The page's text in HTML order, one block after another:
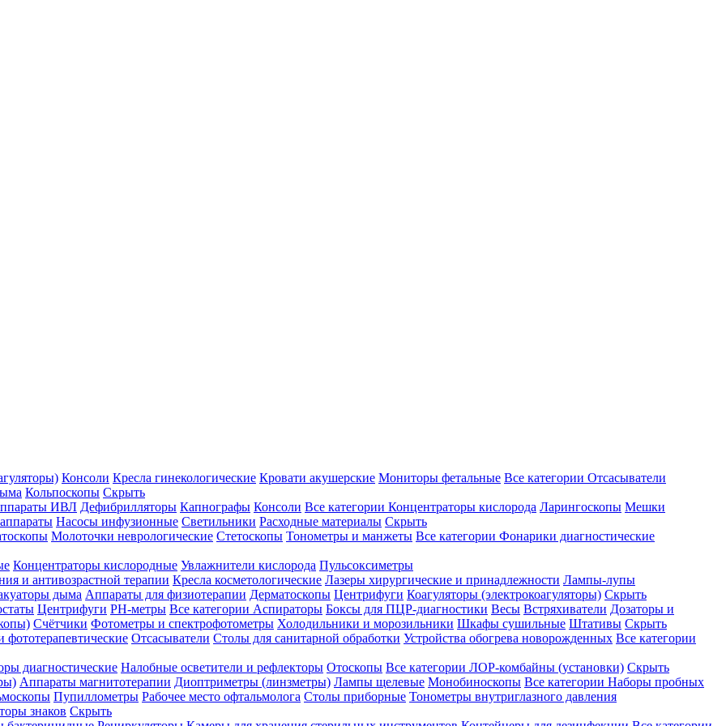
Консоли Кресла гинекологические Кровати акушерские Мониторы фетальные Все категории Отсасыватели
Кольпоскопы Скрыть
ИВЛ Дефибрилляторы Капнографы Консоли Все категории Концентраторы кислорода Ларингоскопы Мешки
Насосы инфузионные Светильники Расходные материалы Скрыть
Молоточки неврологические Стетоскопы Тонометры и манжеты Все категории Фонарики диагностические
Концентраторы кислородные Увлажнители кислорода Пульсоксиметры
и антивозрастной терапии Кресла косметологические Лазеры хирургические и принадлежности Лампы-лупы
дыма Аппараты для физиотерапии Дерматоскопы Центрифуги Коагуляторы (электрокоагуляторы) Скрыть
Центрифуги PH-метры Все категории Аспираторы Боксы для ПЦР-диагностики Весы Встряхиватели Дозаторы и
Счётчики Фотометры и спектрофотометры Холодильники и морозильники Шкафы сушильные Штативы Скрыть
фототерапевтические Отсасыватели Столы для санитарной обработки Устройства обогрева новорожденных Все категории
диагностические Налобные осветители и рефлекторы Отоскопы Все категории ЛОР-комбайны (установки) Скрыть
Аппараты магнитотерапии Диоптриметры (линзметры) Лампы щелевые Монобиноскопы Все категории Наборы пробных
Пупиллометры Рабочее место офтальмолога Столы приборные Тонометры внутриглазного давления
знаков Скрыть